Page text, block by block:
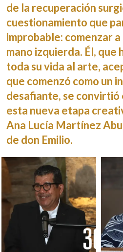
de la recuperación
cuestionamiento que
improbable: comenzar
mano izquierda. Él, que
toda su vida al arte,
que comenzó como un
desafiante, se convirtió
esta nueva etapa
Ana Lucía Martínez
de don Emilio.